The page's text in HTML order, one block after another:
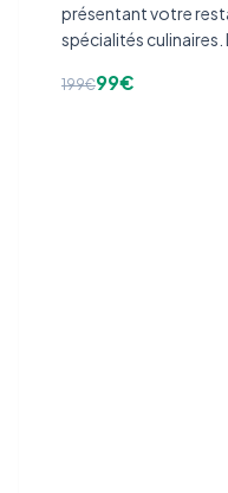
présentant votre
spécialités culinaires.
199€99€